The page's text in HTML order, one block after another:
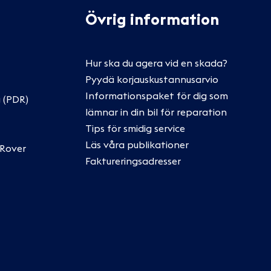
Övrig information
Hur ska du agera vid en skada?
Pyydä korjauskustannusarvio
Informationspaket för dig som
lämnar in din bil för reparation
Tips för smidig service
Läs våra publikationer
Faktureringsadresser